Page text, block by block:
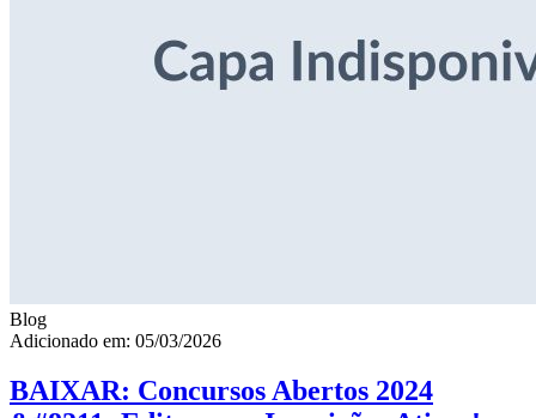
Blog
Adicionado em: 05/03/2026
BAIXAR: Concursos Abertos 2024